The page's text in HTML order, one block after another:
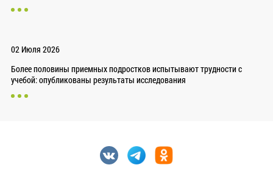
02 Июля 2026
Более половины приемных подростков испытывают трудности с
учебой: опубликованы результаты исследования